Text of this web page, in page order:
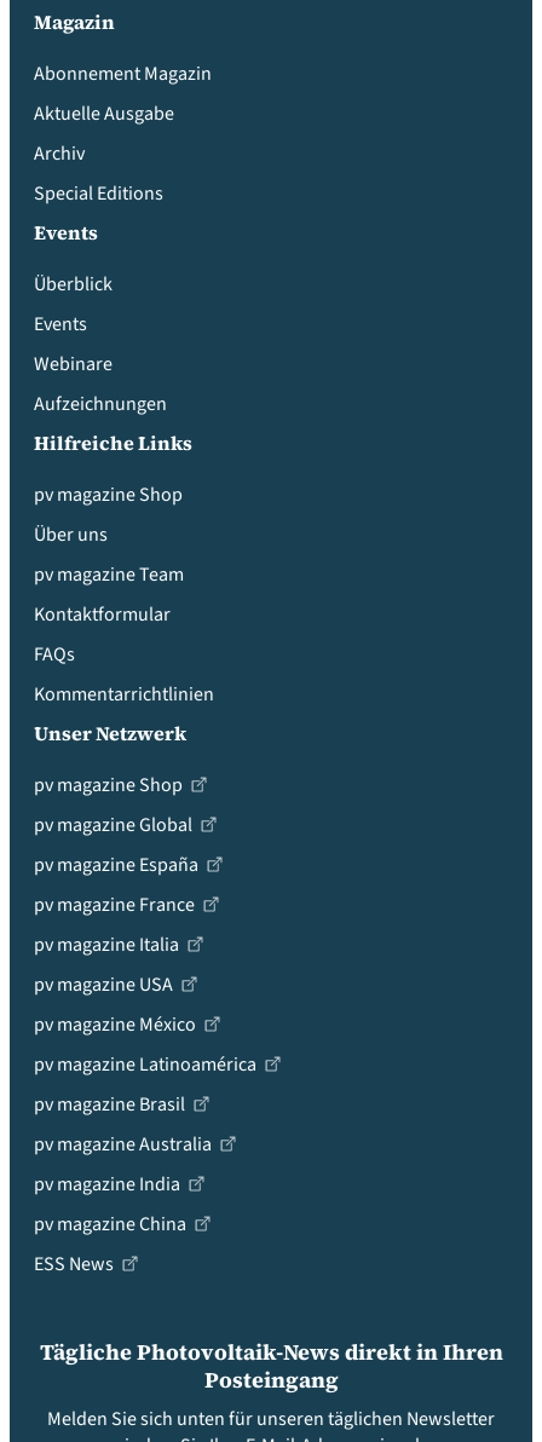
Magazin
Abonnement Magazin
Aktuelle Ausgabe
Archiv
Special Editions
Events
Überblick
Events
Webinare
Aufzeichnungen
Hilfreiche Links
pv magazine Shop
Über uns
pv magazine Team
Kontaktformular
FAQs
Kommentarrichtlinien
Unser Netzwerk
pv magazine Shop
pv magazine Global
pv magazine España
pv magazine France
pv magazine Italia
pv magazine USA
pv magazine México
pv magazine Latinoamérica
pv magazine Brasil
pv magazine Australia
pv magazine India
pv magazine China
ESS News
Tägliche Photovoltaik-News direkt in Ihren
Posteingang
Melden Sie sich unten für unseren täglichen Newsletter